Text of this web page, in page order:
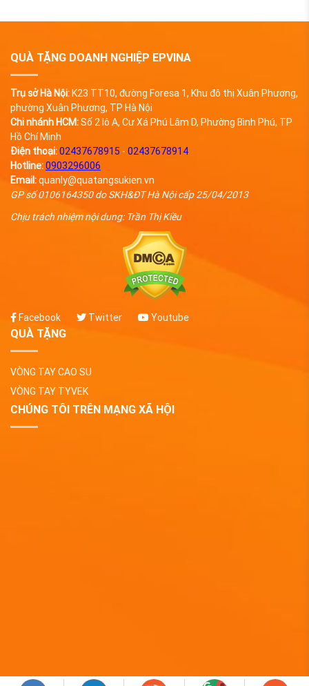
QUÀ TẶNG DOANH NGHIỆP EPVINA
Trụ sở Hà Nội:K23 TT10, đường Foresa 1, Khu đô thị Xuân Phương,
phường Xuân Phương, TP Hà Nội
Chi nhánh HCM:Số 2 lô A, Cư Xá Phú Lâm D, Phường Bình Phú, TP
Hồ Chí Minh
Điện thoại:02437678915 - 02437678914
Hotline:0903296006
Email:quanly@quatangsukien.vn
GP số 0106164350 do SKH&ĐT Hà Nội cấp 25/04/2013
Chịu trách nhiệm nội dung: Trần Thị Kiều
Facebook Twitter Youtube
QUÀ TẶNG
VÒNG TAY CAO SU
VÒNG TAY TYVEK
CHÚNG TÔI TRÊN MẠNG XÃ HỘI